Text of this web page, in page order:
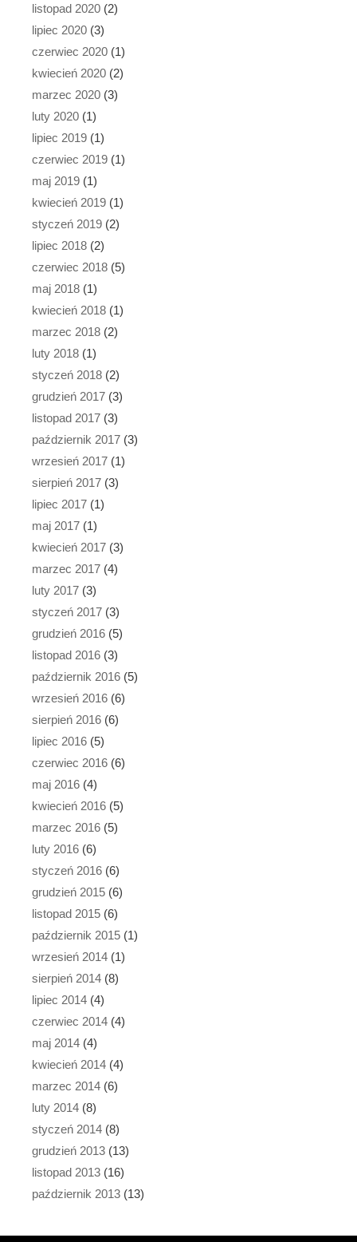
listopad 2020 (2)
lipiec 2020 (3)
czerwiec 2020 (1)
kwiecień 2020 (2)
marzec 2020 (3)
luty 2020 (1)
lipiec 2019 (1)
czerwiec 2019 (1)
maj 2019 (1)
kwiecień 2019 (1)
styczeń 2019 (2)
lipiec 2018 (2)
czerwiec 2018 (5)
maj 2018 (1)
kwiecień 2018 (1)
marzec 2018 (2)
luty 2018 (1)
styczeń 2018 (2)
grudzień 2017 (3)
listopad 2017 (3)
październik 2017 (3)
wrzesień 2017 (1)
sierpień 2017 (3)
lipiec 2017 (1)
maj 2017 (1)
kwiecień 2017 (3)
marzec 2017 (4)
luty 2017 (3)
styczeń 2017 (3)
grudzień 2016 (5)
listopad 2016 (3)
październik 2016 (5)
wrzesień 2016 (6)
sierpień 2016 (6)
lipiec 2016 (5)
czerwiec 2016 (6)
maj 2016 (4)
kwiecień 2016 (5)
marzec 2016 (5)
luty 2016 (6)
styczeń 2016 (6)
grudzień 2015 (6)
listopad 2015 (6)
październik 2015 (1)
wrzesień 2014 (1)
sierpień 2014 (8)
lipiec 2014 (4)
czerwiec 2014 (4)
maj 2014 (4)
kwiecień 2014 (4)
marzec 2014 (6)
luty 2014 (8)
styczeń 2014 (8)
grudzień 2013 (13)
listopad 2013 (16)
październik 2013 (13)